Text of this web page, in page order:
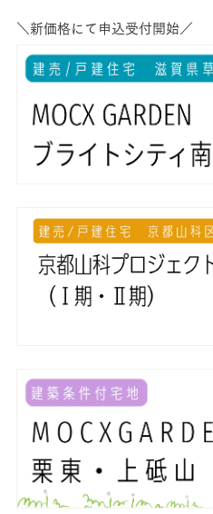
＼新価格にて申込受付開始／